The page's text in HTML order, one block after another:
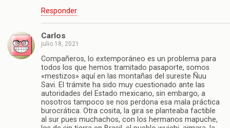
Responder
Carlos
julio 18, 2021
Compañeros, lo extemporáneo es un problema para
todos los que hemos tramitado pasaporte, somos
«mestizos» aquí en las montañas del sureste Ñuu
Savi. El trámite ha sido muy cuestionado ante las
autoridades del Estado mexicano, sin embargo, a
nosotros tampoco se nos perdona esa mala práctica
burocrática. Otra cosita, la gira se planteaba factible
al sur pues muchachos, con los hermanos mapuche,